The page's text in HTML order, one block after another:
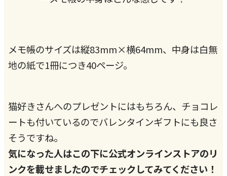
メモ帳のサイズは縦83mm×横64mm、中身は白無
地の紙で1冊につき40ページ。
猫好きさんへのプレゼントにはもちろん、チョコレ
ートも付いているのでバレンタインギフトにも良さ
そうですね。
気になった人はこの下に公式オンラインストアのリ
ンクを載せましたのでチェックしてみてください！